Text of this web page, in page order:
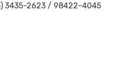
3435-2623 / 98422-4045